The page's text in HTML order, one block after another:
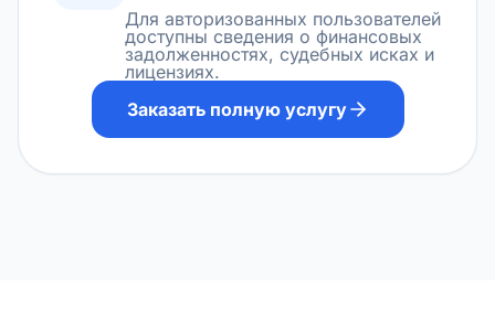
Для авторизованных пользователей
доступны сведения о финансовых
задолженностях, судебных исках и
лицензиях.
Заказать полную услугу